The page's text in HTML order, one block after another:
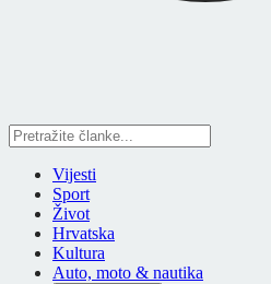
Vijesti
Sport
Život
Hrvatska
Kultura
Auto, moto & nautika